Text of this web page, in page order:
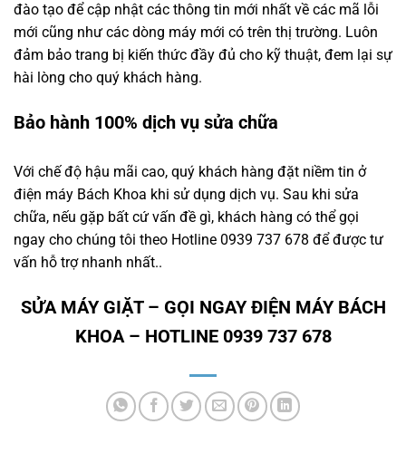
đào tạo để cập nhật các thông tin mới nhất về các mã lỗi
mới cũng như các dòng máy mới có trên thị trường. Luôn
đảm bảo trang bị kiến thức đầy đủ cho kỹ thuật, đem lại sự
hài lòng cho quý khách hàng.
Bảo hành 100% dịch vụ sửa chữa
Với chế độ hậu mãi cao, quý khách hàng đặt niềm tin ở
điện máy Bách Khoa khi sử dụng dịch vụ. Sau khi sửa
chữa, nếu gặp bất cứ vấn đề gì, khách hàng có thể gọi
ngay cho chúng tôi theo Hotline 0939 737 678 để được tư
vấn hỗ trợ nhanh nhất..
SỬA MÁY GIẶT – GỌI NGAY ĐIỆN MÁY BÁCH
KHOA – HOTLINE 0939 737 678